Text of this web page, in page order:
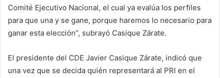
Comité Ejecutivo Nacional, el cual ya evalúa los perfiles
para que una y se gane, porque haremos lo necesario para
ganar esta elección”, subrayó Casique Zárate.
El presidente del CDE Javier Casique Zárate, indicó que
una vez que se decida quién representará al PRI en el